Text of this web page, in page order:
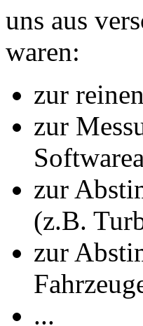
uns aus
waren:
zur
zur
zur
(z.B.
zur
...